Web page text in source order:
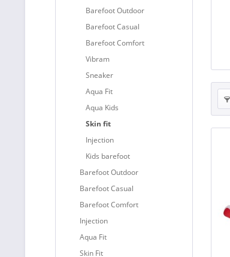
Barefoot Outdoor
Barefoot Casual
Barefoot Comfort
Vibram
Sneaker
Aqua Fit
Aqua Kids
Skin fit
Injection
Kids barefoot
Barefoot Outdoor
Barefoot Casual
Barefoot Comfort
Injection
Aqua Fit
Skin Fit